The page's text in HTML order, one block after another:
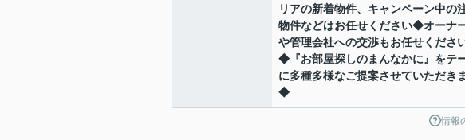
リアの新着物件、キャンペーン中の
物件などはお任せください◆オーナ
や管理会社への交渉もお任せくださ
◆『お部屋探しのまんなかに』をテ
に多種多様なご提案させていただき
◆
情報